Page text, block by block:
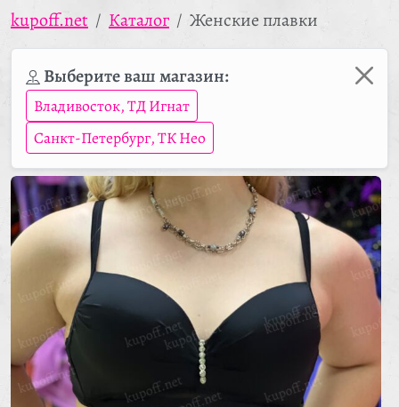
kupoff.net Каталог Женские плавки
Выберите ваш магазин:
Владивосток, ТД Игнат
Санкт-Петербург, ТК Нео